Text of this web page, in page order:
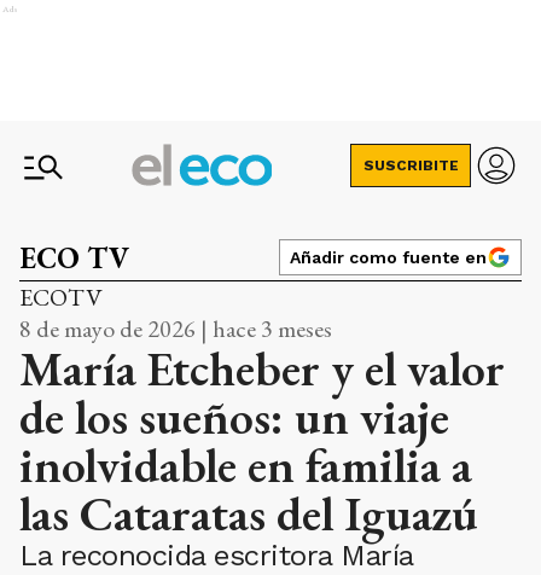
Ads
SUSCRIBITE
ECO TV Añadir como fuente en
ECOTV
8 de mayo de 2026 | hace 3 meses
María Etcheber y el valor
de los sueños: un viaje
inolvidable en familia a
las Cataratas del Iguazú
La reconocida escritora María